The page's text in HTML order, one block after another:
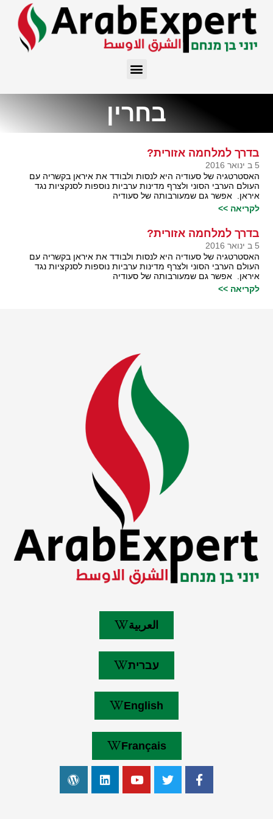
בחרין
בדרך למלחמה אזורית?
5 ב ינואר 2016
האסטרטגיה של סעודיה היא לנסות ולבודד את איראן בקשריה עם
העולם הערבי הסוני ולצרף מדינות ערביות נוספות לסנקציות נגד
איראן. אפשר גם שמעורבותה של סעודיה
לקריאה >>
בדרך למלחמה אזורית?
5 ב ינואר 2016
האסטרטגיה של סעודיה היא לנסות ולבודד את איראן בקשריה עם
העולם הערבי הסוני ולצרף מדינות ערביות נוספות לסנקציות נגד
איראן. אפשר גם שמעורבותה של סעודיה
לקריאה >>
العربية
עברית
English
Français